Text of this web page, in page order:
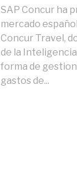
SAP Concur ha
mercado
Concur Travel,
de la
forma de
gastos de...